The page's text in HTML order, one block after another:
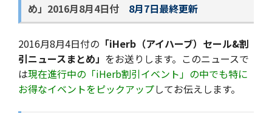
め」 2016月8月4日付 8月7日最終更新
2016月8月4日付の 「iHerb（アイハーブ）セール&割
引ニュースまとめ」 をお送りします。このニュースで
は現在進行中の「iHerb割引イベント」の中でも特に
お得なイベントをピックアップしてお伝えします。